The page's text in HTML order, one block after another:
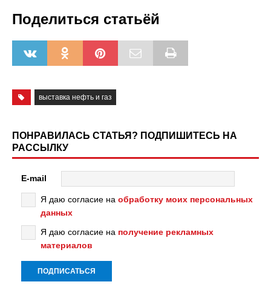
Поделиться статьёй
выставка нефть и газ
ПОНРАВИЛАСЬ СТАТЬЯ? ПОДПИШИТЕСЬ НА
РАССЫЛКУ
E-mail
Я даю согласие на обработку моих персональных
данных
Я даю согласие на получение рекламных
материалов